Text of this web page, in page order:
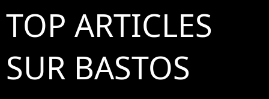
TOP ARTICLES
SUR BASTOS